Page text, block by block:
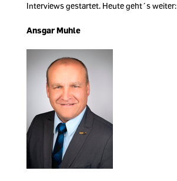
Interviews gestartet. Heute geht´s weiter:
Ansgar Muhle